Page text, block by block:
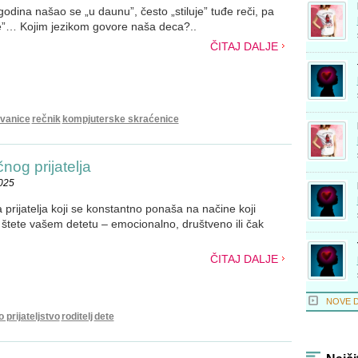
našao se „u daunu”, često „stiluje” tuđe reči, pa
Kojim jezikom govore naša deca?..
ČITAJ DALJE
rečnik kompjuterske skraćenice
prijatelja
prijatelja koji se konstantno ponaša na načine koji
vašem detetu – emocionalno, društveno ili čak
ČITAJ DALJE
prijateljstvo roditeljdete
NOVE